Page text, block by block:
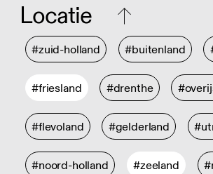
Locatie
#zuid-holland #buitenland
#friesland #drenthe
#flevoland #gelderland
#noord-holland #zeeland